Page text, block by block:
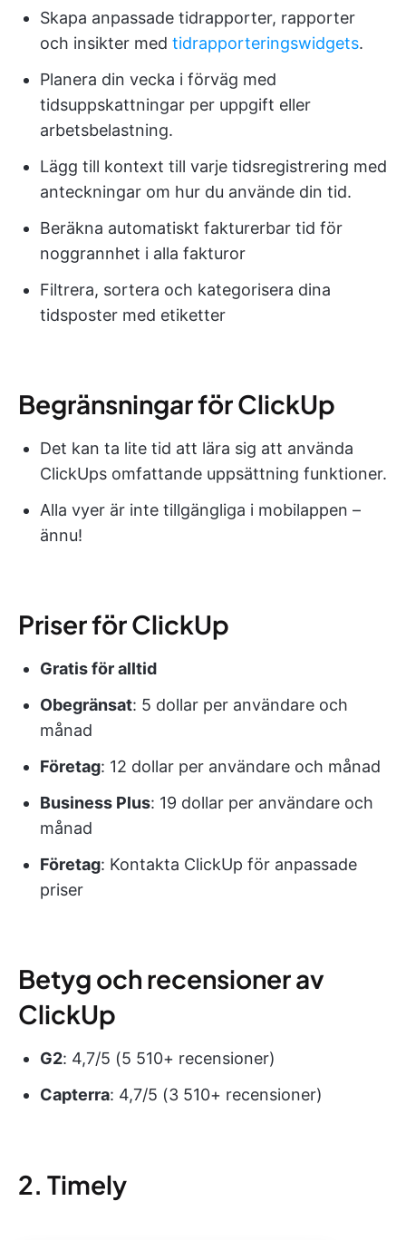
Skapa anpassade tidrapporter, rapporter
och insikter med tidrapporteringswidgets.
Planera din vecka i förväg med
tidsuppskattningar per uppgift eller
arbetsbelastning.
Lägg till kontext till varje tidsregistrering med
anteckningar om hur du använde din tid.
Beräkna automatiskt fakturerbar tid för
noggrannhet i alla fakturor
Filtrera, sortera och kategorisera dina
tidsposter med etiketter
Begränsningar för ClickUp
Det kan ta lite tid att lära sig att använda
ClickUps omfattande uppsättning funktioner.
Alla vyer är inte tillgängliga i mobilappen –
ännu!
Priser för ClickUp
Gratis för alltid
Obegränsat: 5 dollar per användare och
månad
Företag: 12 dollar per användare och månad
Business Plus: 19 dollar per användare och
månad
Företag: Kontakta ClickUp för anpassade
priser
Betyg och recensioner av
ClickUp
G2: 4,7/5 (5 510+ recensioner)
Capterra: 4,7/5 (3 510+ recensioner)
2. Timely